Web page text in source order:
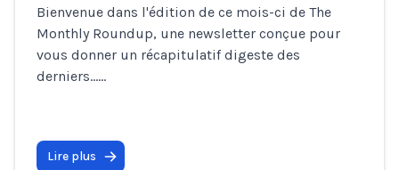
Bienvenue dans l'édition de ce mois-ci de The
Monthly Roundup, une newsletter conçue pour
vous donner un récapitulatif digeste des
derniers…...
Lire plus